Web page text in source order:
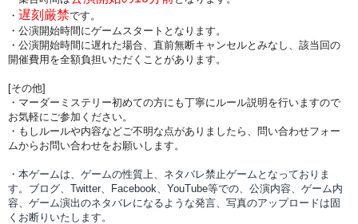
・ 遅刻厳禁です。
・公演開始時間にゲームスタートとなります。
・公演開始時間に遅れた場合、直前無断キャンセルとみなし、該当回の
開催費用を全額負担いただくことがあります。
[その他]
・マーダーミステリー初めての方にも丁寧にルール説明を行いますので
お気軽にご参加ください。
・もしルールや内容などご不明な点がありましたら、問い合わせフォー
ムからお問い合わせをお願いします。
・本ゲームは、ゲームの性質上、ネタバレ禁止ゲームとなっておりま
す。ブログ、Twitter、Facebook、YouTube等での、 公演内容、 ゲーム内
容、ゲーム演出のネタバレになるような発言、写真のアップロードは固
くお断りいたします。